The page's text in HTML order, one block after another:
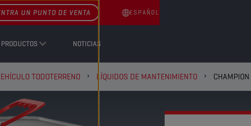
PRODUCTOS NOTICIAS
UN PUNTO DE VENTA ESPAÑOL
TODOTERRENO LÍQUIDOS DE MANTENIMIENTO